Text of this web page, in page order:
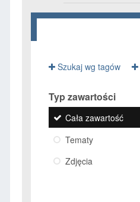
Szukaj wg tagów
Typ zawartości
Cała zawartość
Tematy
Zdjęcia